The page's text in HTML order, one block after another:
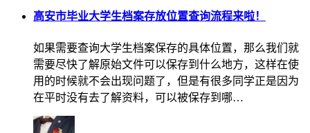
高安市毕业大学生档案存放位置查询流程来啦！
如果需要查询大学生档案保存的具体位置，那么我们就
需要尽快了解原始文件可以保存到什么地方，这样在使
用的时候就不会出现问题了，但是有很多同学正是因为
在平时没有去了解资料，可以被保存到哪…